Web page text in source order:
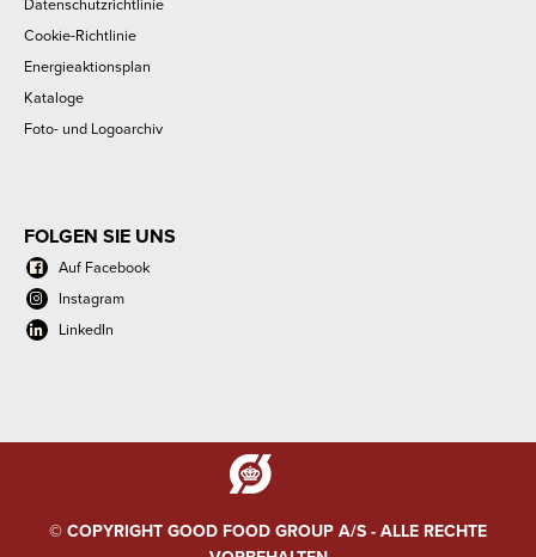
Cookie-Richtlinie
Energieaktionsplan
Kataloge
Foto- und Logoarchiv
FOLGEN SIE UNS
Auf Facebook
Instagram
LinkedIn
© COPYRIGHT GOOD FOOD GROUP A/S - ALLE RECHTE